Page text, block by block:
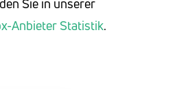
Sie in unserer
Anbieter Statistik.